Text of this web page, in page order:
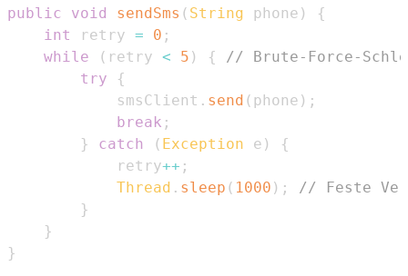
public void sendSms ( String phone )
{
int
retry = 0 ;
while
( retry < 5 ) {
// Brute-Force-
try
{
            smsClient
. send ( phone ) ;
break ;
}
catch ( Exception e )
{
            retry
++ ;
Thread . sleep ( 1000 ) ;
// Feste
}
}
}